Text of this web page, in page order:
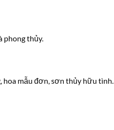
phong thủy.
hoa mẫu đơn, sơn thủy hữu tình.